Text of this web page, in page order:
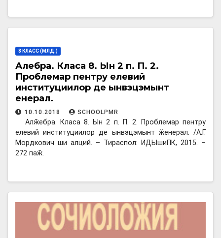
8 КЛАСС (МЛД.)
Алӂебра. Класа 8. Ын 2 п. П. 2.
Проблемар пентру елевий
институциилор де ынвэцэмынт
ӂенерал.
10.10.2018 SCHOOLPMR
Алӂебра. Класа 8. Ын 2 п. П. 2. Проблемар пентру
елевий институциилор де ынвэцэмынт ӂенерал. /А.Г.
Мордкович ши алций. – Тираспол: ИДЫшиПК, 2015. –
272 паӂ.